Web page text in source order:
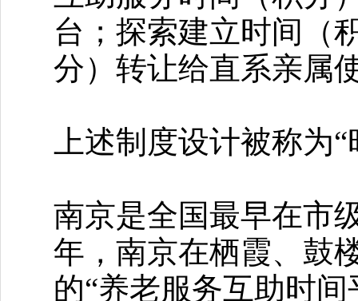
台；探索建立时间（
分）转让给直系亲属
上述制度设计被称为
南京是全国最早在市
年，南京在栖霞、鼓
的“养老服务互助时